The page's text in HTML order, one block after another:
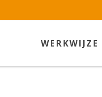
WERKWIJZE
van